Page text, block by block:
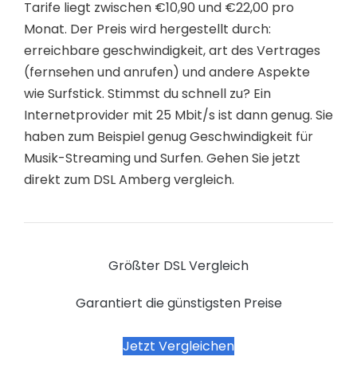
Tarife liegt zwischen €10,90 und €22,00 pro
Monat. Der Preis wird hergestellt durch:
erreichbare geschwindigkeit, art des Vertrages
(fernsehen und anrufen) und andere Aspekte
wie Surfstick. Stimmst du schnell zu? Ein
Internetprovider mit 25 Mbit/s ist dann genug. Sie
haben zum Beispiel genug Geschwindigkeit für
Musik-Streaming und Surfen. Gehen Sie jetzt
direkt zum DSL Amberg vergleich.
Größter DSL Vergleich
Garantiert die günstigsten Preise
Jetzt Vergleichen